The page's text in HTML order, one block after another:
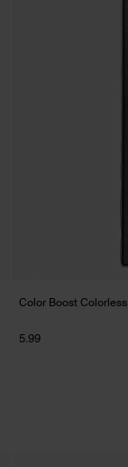
Color Boost Colorless
5.99